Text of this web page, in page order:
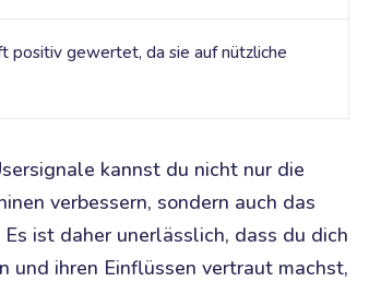
positiv gewertet, da sie auf nützliche
kannst du nicht nur die
verbessern, sondern auch das
ist daher unerlässlich, dass du dich
und ihren Einflüssen vertraut machst,